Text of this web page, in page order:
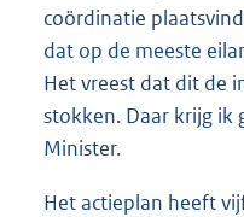
coördinatie
dat op de meeste
Het vreest dat dit de
stokken. Daar krijg ik
Minister.
Het actieplan heeft